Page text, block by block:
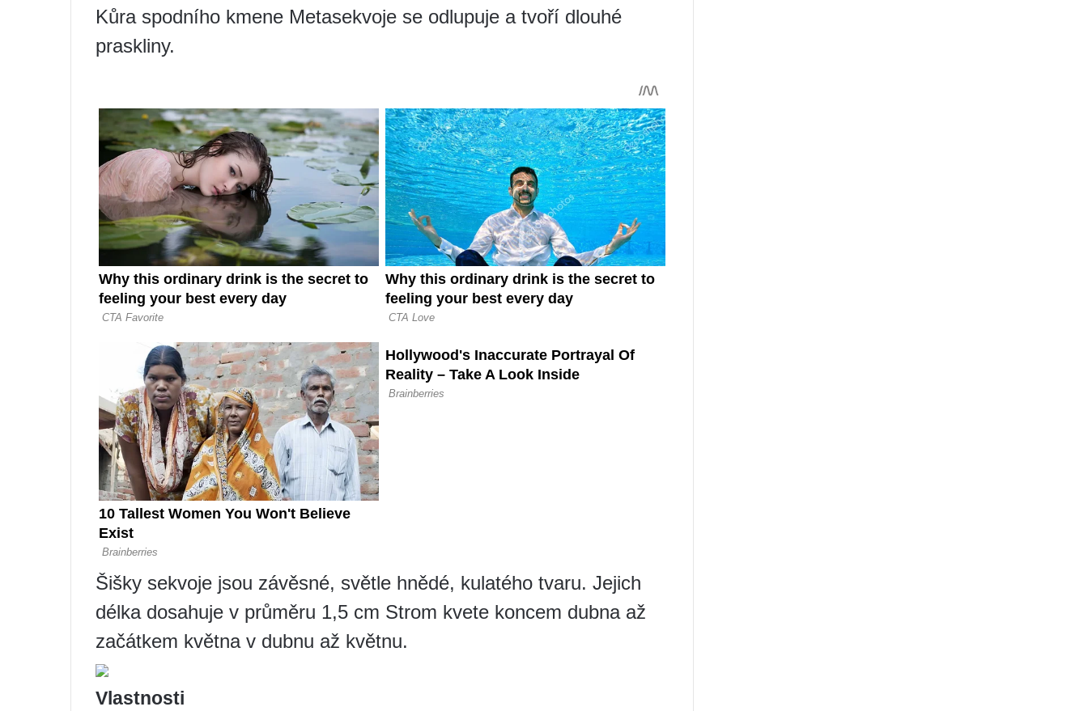
Kůra spodního kmene Metasekvoje se odlupuje a tvoří dlouhé
praskliny.
Šišky sekvoje jsou závěsné, světle hnědé, kulatého tvaru. Jejich
délka dosahuje v průměru 1,5 cm Strom kvete koncem dubna až
začátkem května v dubnu až květnu.
Vlastnosti